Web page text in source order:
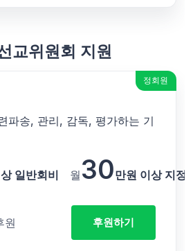
교위원회 지원
정회원
파송, 관리, 감독, 평가하는 기
일반회비 월 30만원 이상 지정
원 후원하기